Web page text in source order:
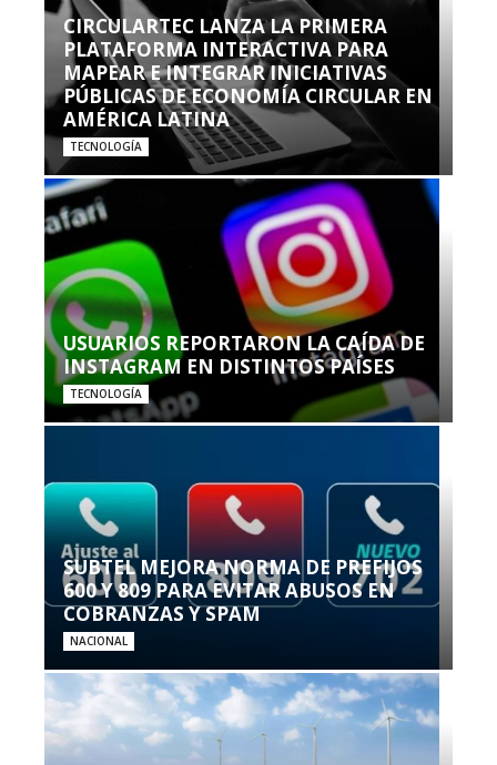
CIRCULARTEC LANZA LA PRIMERA
PLATAFORMA INTERACTIVA PARA
MAPEAR E INTEGRAR INICIATIVAS
PÚBLICAS DE ECONOMÍA CIRCULAR EN
AMÉRICA LATINA
TECNOLOGÍA
USUARIOS REPORTARON LA CAÍDA DE
INSTAGRAM EN DISTINTOS PAÍSES
TECNOLOGÍA
SUBTEL MEJORA NORMA DE PREFIJOS
600 Y 809 PARA EVITAR ABUSOS EN
COBRANZAS Y SPAM
NACIONAL